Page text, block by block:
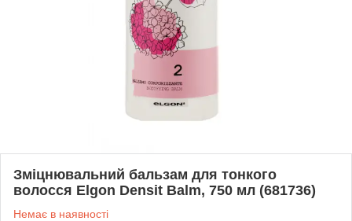
Зміцнювальний бальзам для тонкого
волосся Elgon Densit Balm, 750 мл (681736)
Немає в наявності